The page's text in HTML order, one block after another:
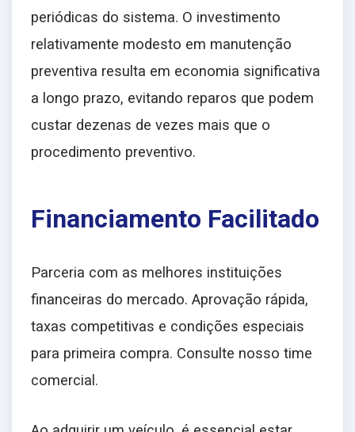
periódicas do sistema. O investimento
relativamente modesto em manutenção
preventiva resulta em economia significativa
a longo prazo, evitando reparos que podem
custar dezenas de vezes mais que o
procedimento preventivo.
Financiamento Facilitado
Parceria com as melhores instituições
financeiras do mercado. Aprovação rápida,
taxas competitivas e condições especiais
para primeira compra. Consulte nosso time
comercial.